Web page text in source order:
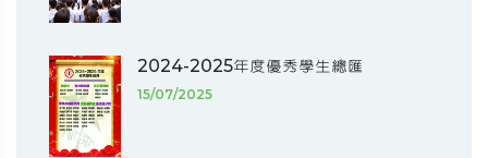
2024-2025年度優秀學生總匯
15/07/2025